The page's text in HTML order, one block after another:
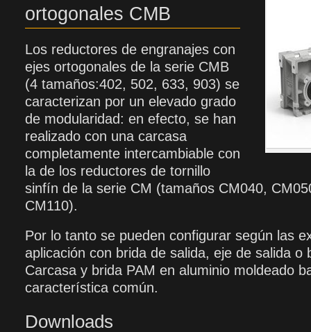
ortogonales CMB
Los reductores de engranajes con
ejes ortogonales de la serie CMB
(4 tamaños:402, 502, 633, 903) se
caracterizan por un elevado grado
de modularidad: en efecto, se han
realizado con una carcasa
completamente intercambiable con
la de los reductores de tornillo
sinfín de la serie CM (tamaños CM040,
CM110).
Por lo tanto se pueden configurar según las
aplicación con brida de salida, eje de salida o
Carcasa y brida PAM en aluminio moldeado
característica común.
Downloads